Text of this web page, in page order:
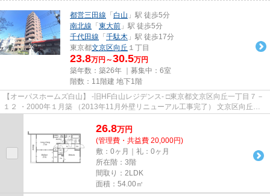
都営三田線 「 白山 」駅 徒歩5分
南北線 「 東大前 」駅 徒歩5分
千代田線 「 千駄木 」駅 徒歩17分
東京都文京区向丘 １丁目
23.8万円～30.5万円
築年数：築26年 ｜募集中： 6室
階数：11階建 地下1階
【オーパスホームズ白山】 -旧HF白山レジデンス- □東京都文京区向丘一丁目７－
１２ ・2000年１月築 （2013年11月外壁リニューアル工事完了） 文京区向丘の
26.8万円
(管理費・共益費 20,000円)
敷：0ヶ月｜礼：0ヶ月
所在階：3階
間取り：2LDK
面積：54.00㎡